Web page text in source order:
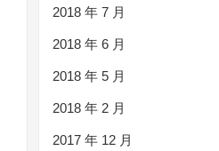
2018 年 7 月
2018 年 6 月
2018 年 5 月
2018 年 2 月
2017 年 12 月